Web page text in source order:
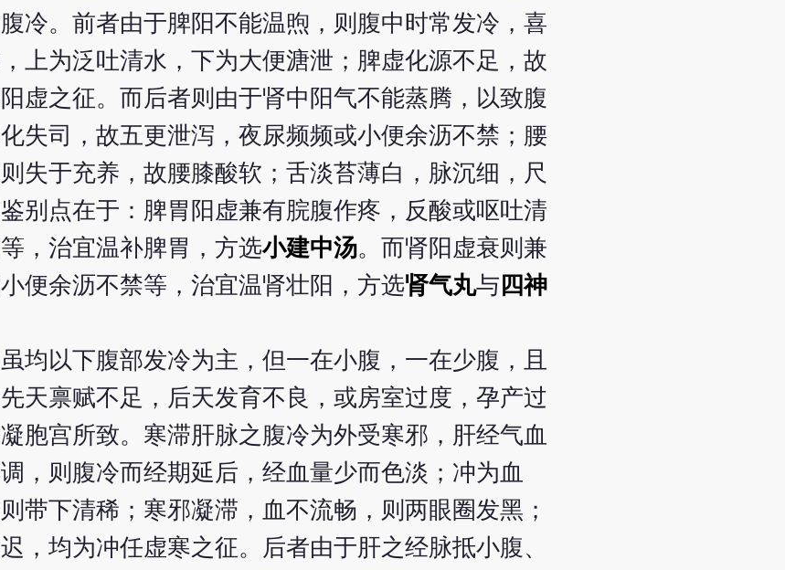
冷。前者由于脾阳不能温煦，则腹中时常发冷，喜
上为泛吐清水，下为大便溏泄；脾虚化源不足，故
虚之征。而后者则由于肾中阳气不能蒸腾，以致腹
失司，故五更泄泻，夜尿频频或小便余沥不禁；腰
失于充养，故腰膝酸软；舌淡苔薄白，脉沉细，尺
别点在于：脾胃阳虚兼有脘腹作疼，反酸或呕吐清
，治宜温补脾胃，方选小建中汤。而肾阳虚衰则兼
便余沥不禁等，治宜温肾壮阳，方选肾气丸与 四神
均以下腹部发冷为主，但一在小腹，一在少腹，且
天禀赋不足，后天发育不良，或房室过度，孕产过
胞宫所致。寒滞肝脉之腹冷为外受寒邪，肝经气血
，则腹冷而经期延后，经血量少而色淡；冲为血
带下清稀；寒邪凝滞，血不流畅，则两眼圈发黑；
，均为冲任虚寒之征。后者由于肝之经脉抵小腹、